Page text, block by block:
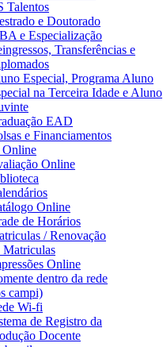
Talentos
e Doutorado
e Especialização
Transferências e
Especial, Programa Aluno
na Terceira Idade e Aluno
EAD
e Financiamentos
Online
Online
Online
de Horários
/ Renovação
Matriculas
Online
dentro da rede
campi)
Wi-fi
de Registro da
Docente